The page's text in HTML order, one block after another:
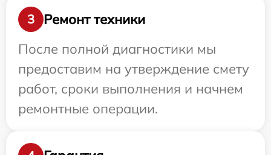
3
Ремонт техники
После полной диагностики мы
предоставим на утверждение смету
работ, сроки выполнения и начнем
ремонтные операции.